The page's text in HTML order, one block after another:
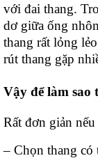
với đai thang.
dơ giữa ống
thang rất lỏng
rút thang gặp
Vậy để làm
Rất đơn giản
– Chọn thang